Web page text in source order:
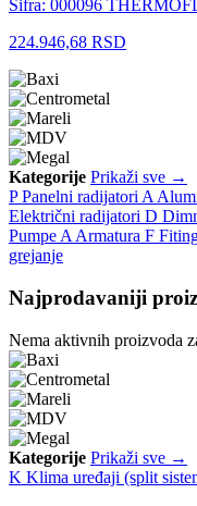
Šifra: 000096
224.946,68 RSD
Kategorije Prikaži sve →
P Panelni radijatori A
Električni radijatori D
Pumpe A Armatura F
grejanje
Najprodavaniji
Nema aktivnih proizvoda
Kategorije Prikaži sve →
K Klima uređaji (split